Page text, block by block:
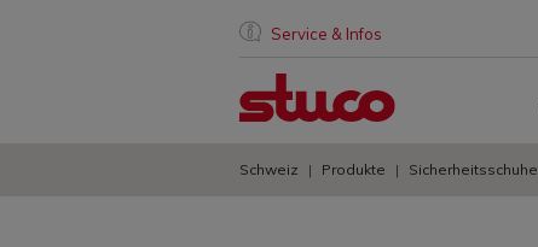
Service & Infos
Schweiz Produkte Sicherheitsschuhe